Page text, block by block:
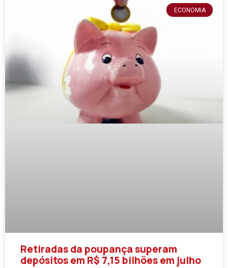
ECONOMIA
Retiradas da poupança superam
depósitos em R$ 7,15 bilhões em julho